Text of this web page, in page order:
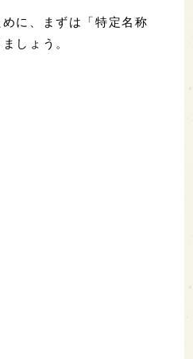
めに、まずは「特定名称
しょう。